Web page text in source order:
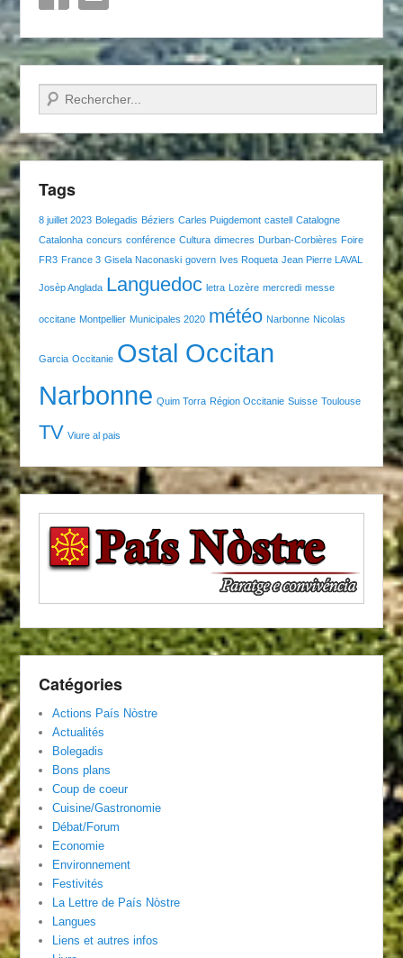
Recherche
Tags
8 juillet 2023 Bolegadis Béziers Carles Puigdemont castell Catalogne
Catalonha concurs conférence Cultura dimecres Durban-Corbières Foire
FR3 France 3 Gisela Naconaski govern Ives Roqueta Jean Pierre LAVAL
Josèp Anglada Languedoc letra Lozère mercredi messe
occitane Montpellier Municipales 2020 météo Narbonne Nicolas
Garcia Occitanie Ostal Occitan
Narbonne Quim Torra Région Occitanie Suisse Toulouse
TV Viure al pais
Catégories
Actions País Nòstre
Actualités
Bolegadis
Bons plans
Coup de coeur
Cuisine/Gastronomie
Débat/Forum
Economie
Environnement
Festivités
La Lettre de País Nòstre
Langues
Liens et autres infos